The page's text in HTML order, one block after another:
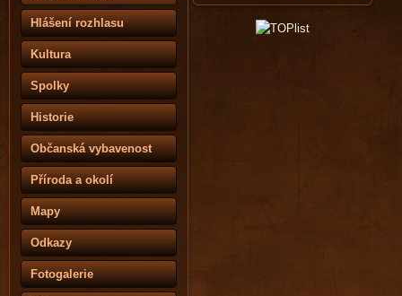
Hlášení rozhlasu
Kultura
Spolky
Historie
Občanská vybavenost
Příroda a okolí
Mapy
Odkazy
Fotogalerie